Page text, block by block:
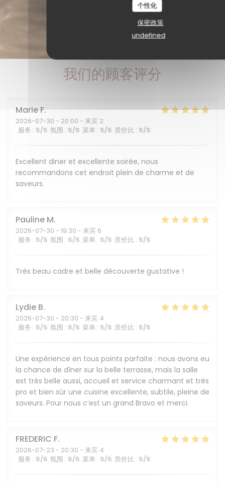
个性化
保密政策
undefined
我们的顾客评分
Marie F
2026-07-30 - 20:00 - 来宾 2
服务 : 5/5 氛围 : 5/5 菜单 : 5/5 质价比 : 5/5
Excellent diner et excellente soirée, nous
recommandons cet endroit plein de charme et de
saveurs.
Pauline M
2026-07-30 - 19:30 - 来宾 6
服务 : 5/5 氛围 : 5/5 菜单 : 5/5 质价比 : 5/5
Très beau cadre et belle découverte gustative !
Lydie B
2026-07-30 - 20:30 - 来宾 4
服务 : 5/5 氛围 : 5/5 菜单 : 5/5 质价比 : 5/5
Une expérience en tous points parfaite : nous avons eu
la chance de dîner sur la belle terrasse, mais la salle
est très belle aussi, accueil et service charmant et très
pro et bien sûr une cuisine excellente, subtile, pleine de
saveurs. Pour nous c’est un grand Bravo et merci.
FREDERIC F
2026-07-23 - 20:30 - 来宾 4
服务 : 5/5 氛围 : 5/5 菜单 : 5/5 质价比 : 5/5